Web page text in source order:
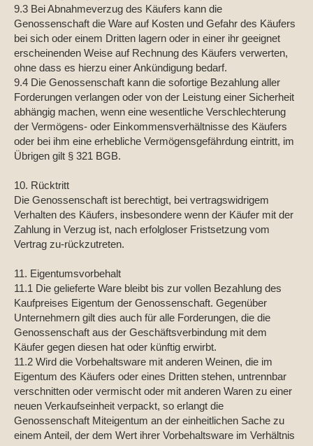
9.3 Bei Abnahmeverzug des Käufers kann die
Genossenschaft die Ware auf Kosten und Gefahr des Käufers
bei sich oder einem Dritten lagern oder in einer ihr geeignet
erscheinenden Weise auf Rechnung des Käufers verwerten,
ohne dass es hierzu einer Ankündigung bedarf.
9.4 Die Genossenschaft kann die sofortige Bezahlung aller
Forderungen verlangen oder von der Leistung einer Sicherheit
abhängig machen, wenn eine wesentliche Verschlechterung
der Vermögens- oder Einkommensverhältnisse des Käufers
oder bei ihm eine erhebliche Vermögensgefährdung eintritt, im
Übrigen gilt § 321 BGB.
10. Rücktritt
Die Genossenschaft ist berechtigt, bei vertragswidrigem
Verhalten des Käufers, insbesondere wenn der Käufer mit der
Zahlung in Verzug ist, nach erfolgloser Fristsetzung vom
Vertrag zu-rückzutreten.
11. Eigentumsvorbehalt
11.1 Die gelieferte Ware bleibt bis zur vollen Bezahlung des
Kaufpreises Eigentum der Genossenschaft. Gegenüber
Unternehmern gilt dies auch für alle Forderungen, die die
Genossenschaft aus der Geschäftsverbindung mit dem
Käufer gegen diesen hat oder künftig erwirbt.
11.2 Wird die Vorbehaltsware mit anderen Weinen, die im
Eigentum des Käufers oder eines Dritten stehen, untrennbar
verschnitten oder vermischt oder mit anderen Waren zu einer
neuen Verkaufseinheit verpackt, so erlangt die
Genossenschaft Miteigentum an der einheitlichen Sache zu
einem Anteil, der dem Wert ihrer Vorbehaltsware im Verhältnis